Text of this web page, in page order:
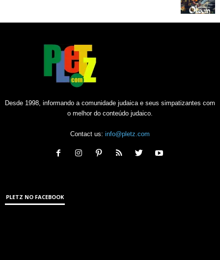
Desde 1998, informando a comunidade judaica e seus simpatizantes com
o melhor do conteúdo judaico.
Contact us: info@pletz.com
PLETZ NO FACEBOOK